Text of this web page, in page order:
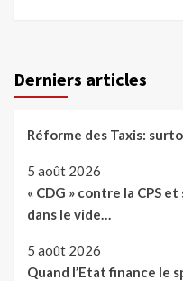
Derniers articles
Réforme des Taxis:
5 août 2026
« CDG » contre la CPS
dans le vide…
5 août 2026
Quand l’Etat finance le